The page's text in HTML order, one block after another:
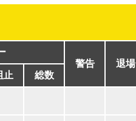
警告
退場
止
総数